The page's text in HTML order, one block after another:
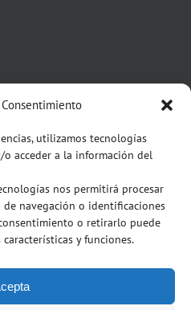
utilizamos tecnologías
o acceder a la información del
nos permitirá procesar
navegación o identificaciones
o retirarlo puede
y funciones.